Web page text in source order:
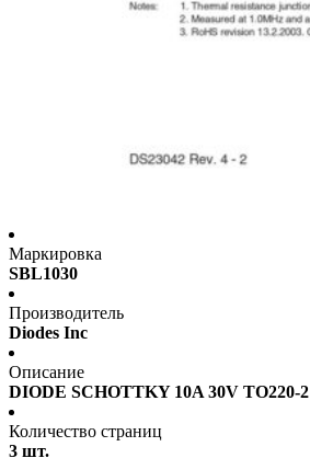
Маркировка
SBL1030
Производитель
Diodes Inc
Описание
DIODE SCHOTTKY 10A 30V TO220-2
Количество страниц
3 шт.